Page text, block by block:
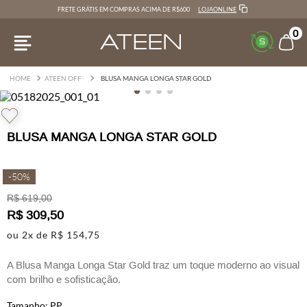
FRETE GRÁTIS EM COMPRAS ACIMA DE R$600 LOJAONLINE
0
ATEEN OFF BLUSA MANGA LONGA STAR GOLD
BLUSA MANGA LONGA STAR GOLD
-50%
R$ 619,00
R$ 309,50
ou 2x de R$ 154,75
A Blusa Manga Longa Star Gold traz um toque moderno ao visual
com brilho e sofisticação.